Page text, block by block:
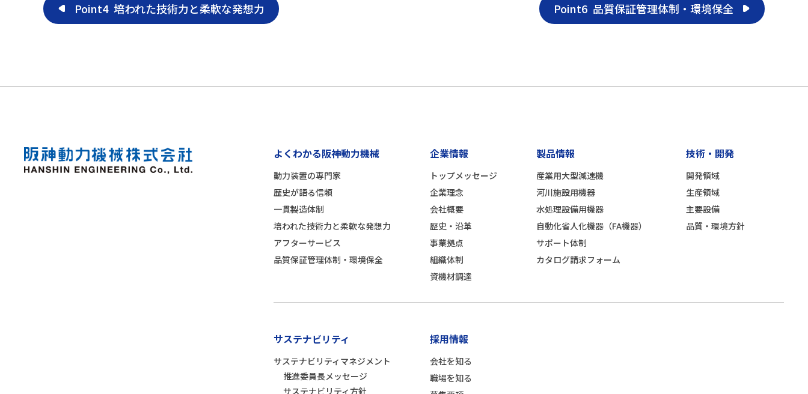
Point4 培われた技術力と柔軟な発想力 Point6 品質保証管理体制・環境保全
よくわかる阪神動力機械
動力装置の専門家
歴史が語る信頼
一貫製造体制
培われた技術力と柔軟な発想力
アフターサービス
品質保証管理体制・環境保全
企業情報
トップメッセージ
企業理念
会社概要
歴史・沿革
事業拠点
組織体制
資機材調達
製品情報
産業用大型減速機
河川施設用機器
水処理設備用機器
自動化省人化機器（FA機器）
サポート体制
カタログ請求フォーム
技術・開発
開発領域
生産領域
主要設備
品質・環境方針
サステナビリティ
サステナビリティマネジメント
推進委員長メッセージ
サステナビリティ方針
採用情報
会社を知る
職場を知る